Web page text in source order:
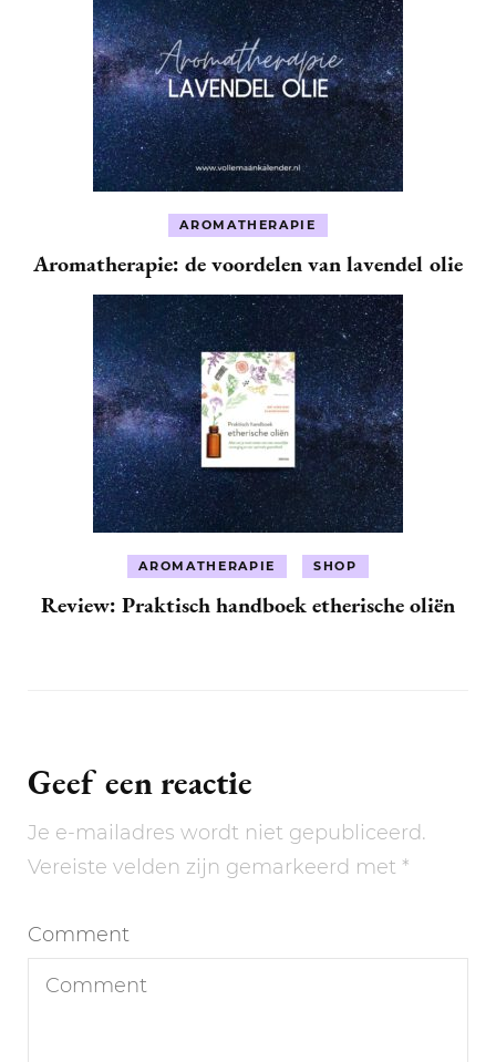
AROMATHERAPIE
Aromatherapie: de voordelen van lavendel olie
AROMATHERAPIE SHOP
Review: Praktisch handboek etherische oliën
Geef een reactie
Je e-mailadres wordt niet gepubliceerd.
Vereiste velden zijn gemarkeerd met *
Comment